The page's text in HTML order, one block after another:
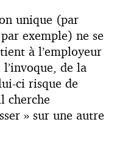
unique (par
exemple) ne se
à l’employeur
de la
ci risque de
cherche
» sur une autre